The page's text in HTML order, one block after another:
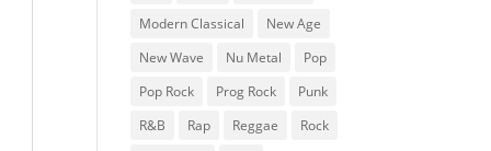
Modern Classical
New Age
New Wave
Nu Metal
Pop
Pop Rock
Prog Rock
Punk
R&B
Rap Reggae
Rock